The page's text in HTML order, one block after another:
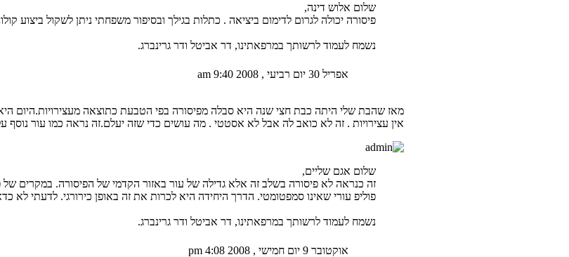
שלום אלוש דינה,
פיסורה יכולה לגרום לדימום ביציאה . כתלות בגילך ובסיפור משפחתי ניתן לשקול ביצוע
נשמח לעמוד לרשותך במרפאתינו, דר אביטל ודר גרינברג.
אפריל 30 יום רביעי , 2008 9:40 am
מאז שהבת שלי היתה כבת חצי שנה היא סבלה מפיסורה בפי הטבעת כתוצאה מעצירויות.היום היא
אין עצירויות . זה לא כואב לה אבל לא אסטטי . מה עושים כדי שזה יעלם.זה נראה כמו עור נוסף
שלום אגם שליים,
זה כנראה לא פיסורה בשלב זה אלא גדילה של עור באזור הקדמי של הפיסורה. במקרים של
פוליפ עורי שאינו סמפטומטי. הדרך היחידה היא לכרות את זה באופן כירורגי. לדעתי לא
נשמח לעמוד לרשותך במרפאתינו, דר אביטל ודר גרינברג.
אוקטובר 9 יום חמישי , 2008 4:08 pm